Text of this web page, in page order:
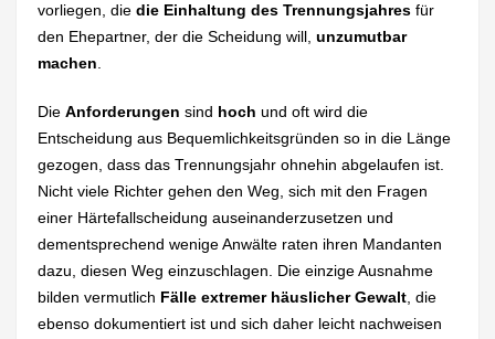
vorliegen, diedie Einhaltung des Trennungsjahres für
den Ehepartner, der die Scheidung will,unzumutbar
machen
DieAnforderungen sind hochund oft wird die
Entscheidung aus Bequemlichkeitsgründen so in die Länge
gezogen, dass das Trennungsjahr ohnehin abgelaufen ist.
Nicht viele Richter gehen den Weg, sich mit den Fragen
einer Härtefallscheidung auseinanderzusetzen und
dementsprechend wenige Anwälte raten ihren Mandanten
dazu, diesen Weg einzuschlagen. Die einzige Ausnahme
bilden vermutlich Fälle extremer häuslicher Gewalt , die
ebenso dokumentiert ist und sich daher leicht nachweisen